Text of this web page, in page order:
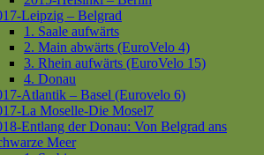
Leipzig – Belgrad
1. Saale aufwärts
2. Main abwärts (EuroVelo 4)
3. Rhein aufwärts (EuroVelo 15)
4. Donau
Atlantik – Basel (Eurovelo 6)
La Moselle-Die Mosel7
Entlang der Donau: Von Belgrad ans
Meer